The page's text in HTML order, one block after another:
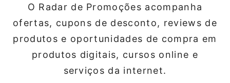
O Radar de Promoções acompanha
ofertas, cupons de desconto, reviews de
produtos e oportunidades de compra em
produtos digitais, cursos online e
serviços da internet.